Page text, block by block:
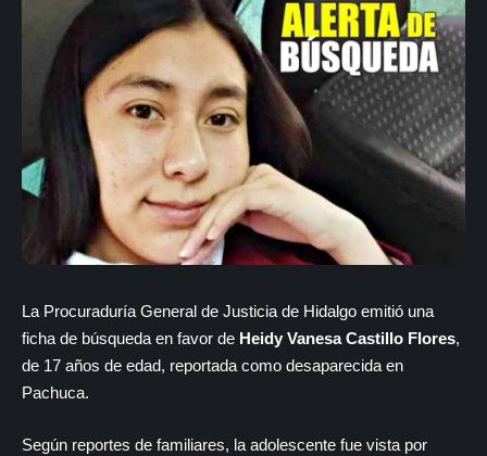
La Procuraduría General de Justicia de Hidalgo emitió una
ficha de búsqueda en favor de Heidy Vanesa Castillo Flores,
de 17 años de edad, reportada como desaparecida en
Pachuca.
Según reportes de familiares, la adolescente fue vista por